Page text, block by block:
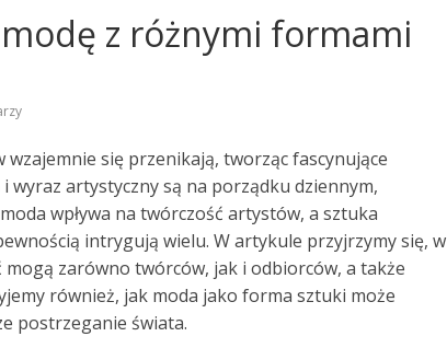
modę z różnymi formami
się przenikają, tworząc fascynujące
wyraz artystyczny są na porządku dziennym,
wpływa na twórczość artystów, a sztuka
intrygują wielu. W artykule przyjrzymy się, w
zarówno twórców, jak i odbiorców, a także
również, jak moda jako forma sztuki może
postrzeganie świata.